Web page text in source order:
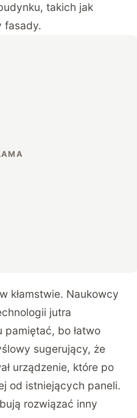
takich jak
fasady.
kłamstwie. Naukowcy
jutra
pamiętać, bo łatwo
sugerujący, że
urządzenie, które po
od istniejących paneli.
rozwiązać inny